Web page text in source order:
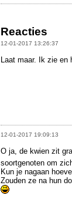
Reacties
12-01-2017 13:26:37
Laat maar. Ik zie en
12-01-2017 19:09:13
O ja, de kwien zit
soortgenoten om
Kun je nagaan
Zouden ze na hun